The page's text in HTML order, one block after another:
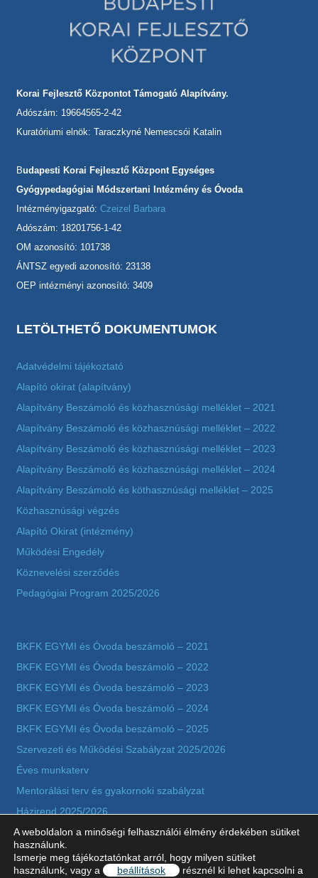
Korai Fejlesztő Központot Támogató Alapítvány.
Adószám: 19664565-2-42
Kuratóriumi elnök: Taraczkyné Nemescsói Katalin
Budapesti Korai Fejlesztő Központ Egységes
Gyógypedagógiai Módszertani Intézmény és Óvoda
Intézményigazgató: Czeizel Barbara
Adószám: 18201756-1-42
OM azonosító: 101738
ÁNTSZ egyedi azonosító: 23138
OEP intézményi azonosító: 3409
LETÖLTHETŐ DOKUMENTUMOK
Adatvédelmi tájékoztató
Alapító okirat (alapítvány)
Alapítvány Beszámoló és közhasznúsági melléklet – 2021
Alapítvány Beszámoló és közhasznúsági melléklet – 2022
Alapítvány Beszámoló és közhasznúsági melléklet – 2023
Alapítvány Beszámoló és közhasznúsági melléklet – 2024
Alapítvány Beszámoló és köthasznúsági melléklet – 2025
Közhasznúsági végzés
Alapító Okirat (intézmény)
Működési Engedély
Köznevelési szerződés
Pedagógiai Program 2025/2026
BKFK EGYMI és Óvoda beszámoló – 2021
BKFK EGYMI és Óvoda beszámoló – 2022
BKFK EGYMI és Óvoda beszámoló – 2023
BKFK EGYMI és Óvoda beszámoló – 2024
BKFK EGYMI és Óvoda beszámoló – 2025
Szervezeti és Működési Szabályzat 2025/2026
Éves munkaterv
Mentorálási terv és gyakornoki szabályzat
Házirend 2025/2026
Adatkezelési tájékoztató szerződésekkel kapcsolatos
adatkezeléshez
Képzések értékelése 2025-2026
A weboldalon a minőségi felhasználói élmény érdekében sütiket
használunk.
Ismerje meg tájékoztatónkat arról, hogy milyen sütiket
használunk, vagy a
beállítások
résznél ki lehet kapcsolni a